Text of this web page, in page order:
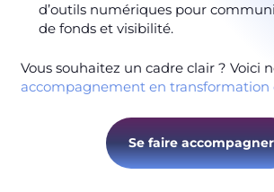
d’outils numériques pour
de fonds et visibilité.
Vous souhaitez un cadre clair ? Voici
accompagnement en transformation
Se faire accompagner